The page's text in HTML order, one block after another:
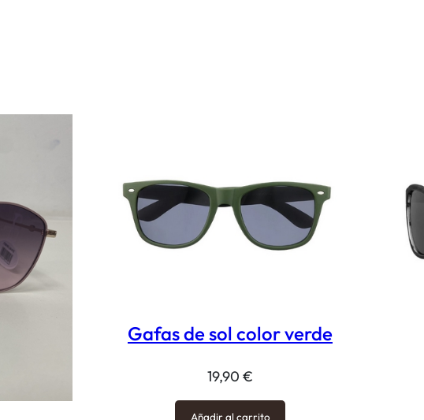
Gafas de sol color verde
19,90 €
Añadir al carrito